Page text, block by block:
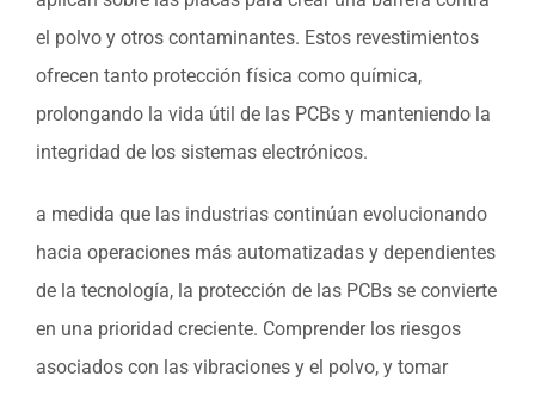
el polvo y otros contaminantes. Estos revestimientos
ofrecen tanto protección física como química,
prolongando la vida útil de las PCBs y manteniendo la
integridad de los sistemas electrónicos.
a medida que las industrias continúan evolucionando
hacia operaciones más automatizadas y dependientes
de la tecnología, la protección de las PCBs se convierte
en una prioridad creciente. Comprender los riesgos
asociados con las vibraciones y el polvo, y tomar